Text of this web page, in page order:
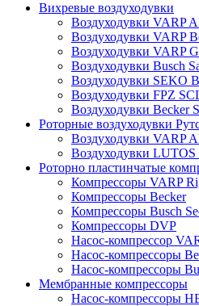
Вихревые воздуходувки
Воздуходувки VARP
Воздуходувки VARP
Воздуходувки VARP
Воздуходувки Busch
Воздуходувки SEKO
Воздуходувки FPZ
Воздуходувки Becker
Роторные воздуходувки
Воздуходувки VARP
Воздуходувки
Роторно пластинчатые
Компрессоры VARP
Компрессоры Becker
Компрессоры Busch
Компрессоры DVP
Насос-компрессор
Насос-компрессоры
Насос-компрессоры
Мембранные компрессоры
Насос-компрессоры